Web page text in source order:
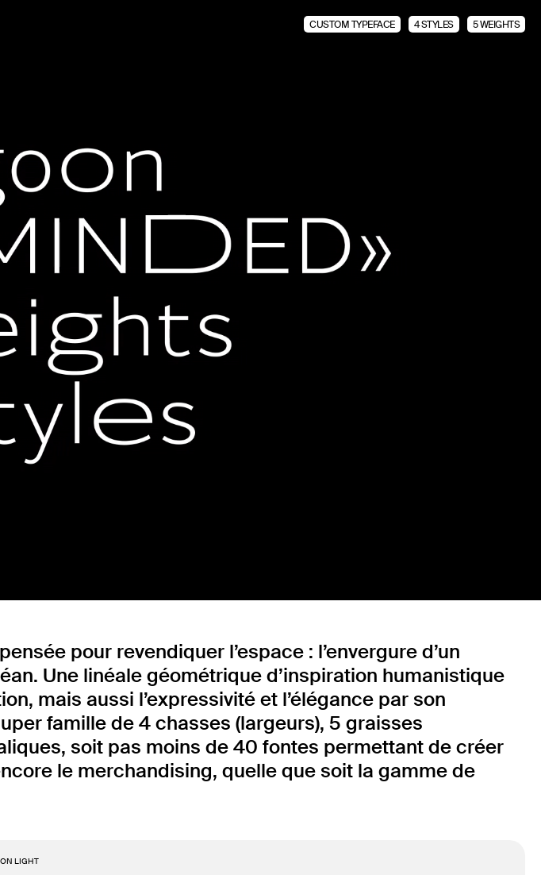
CUSTOM TYPEFACE 4 STYLES 5 WEIGHTS
pour revendiquer l’espace : l’envergure d’un
Une linéale géométrique d’inspiration humanistique
mais aussi l’expressivité et l’élégance par son
famille de 4 chasses (largeurs), 5 graisses
soit pas moins de 40 fontes permettant de créer
le merchandising, quelle que soit la gamme de
LIGHT